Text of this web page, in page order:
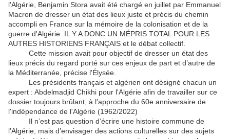
l'Algérie, Benjamin Stora avait été chargé en juillet par Emmanuel
Macron de dresser un état des lieux juste et précis du chemin
accompli en France sur la mémoire de la colonisation et de la
guerre d'Algérie. IL Y A DONC UN MÉPRIS TOTAL POUR LES
AUTRES HISTORIENS FRANÇAIS et le débat collectif.
Cette mission avait pour objectif de dresser un état des
lieux précis du regard porté sur ces enjeux de part et d’autre de
la Méditerranée, précise l'Élysée.
Les présidents français et algérien ont désigné chacun un
expert : Abdelmadjid Chikhi pour l'Algérie afin de travailler sur ce
dossier toujours brûlant, à l'approche du 60e anniversaire de
l'indépendance de l'Algérie (1962/2022)
Il n’est pas question d’écrire une histoire commune de
l’Algérie, mais d’envisager des actions culturelles sur des sujets